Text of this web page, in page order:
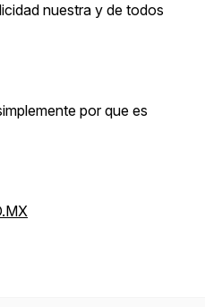
nuestra y de todos
por que es